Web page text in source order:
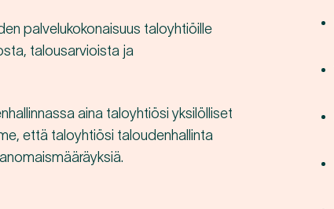
palvelukokonaisuus taloyhtiöille
talousarvioista ja
aina taloyhtiösi yksilölliset
että taloyhtiösi taloudenhallinta